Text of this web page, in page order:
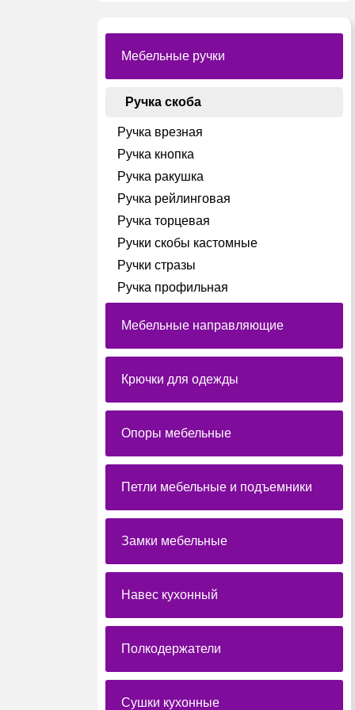
товара.
Мебельные ручки
Ручка скоба
Ручка врезная
Ручка кнопка
Ручка ракушка
Ручка рейлинговая
Ручка торцевая
Ручки скобы кастомные
Ручки стразы
Ручка профильная
Мебельные направляющие
Крючки для одежды
Опоры мебельные
Петли мебельные и подъемники
Замки мебельные
Навес кухонный
Полкодержатели
Сушки кухонные